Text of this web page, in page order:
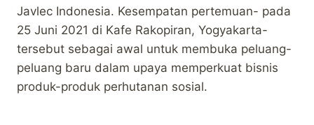
Javlec Indonesia. Kesempatan pertemuan- pada
25 Juni 2021 di Kafe Rakopiran, Yogyakarta-
tersebut sebagai awal untuk membuka peluang-
peluang baru dalam upaya memperkuat bisnis
produk-produk perhutanan sosial.